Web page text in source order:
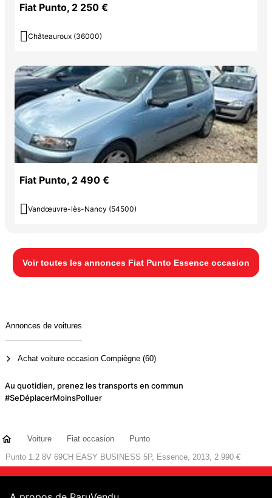
Fiat Punto, 2 250 €
 Châteauroux (36000)
Fiat Punto, 2 490 €
 Vandœuvre-lès-Nancy (54500)
Voir toutes les annonces Fiat Punto Essence occasion
Annonces de voitures
Achat voiture occasion Compiègne (60)
Au quotidien, prenez les transports en commun
#SeDéplacerMoinsPolluer
Voiture Fiat occasion
Punto
Punto 1.2 8V 69CH EASY BUSINESS 5P, Essence, 2013, 2 990 €